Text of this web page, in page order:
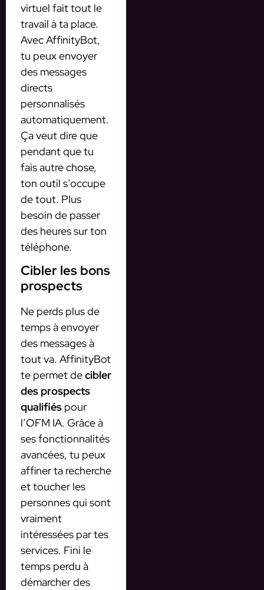
virtuel fait tout le
travail à ta place.
Avec AffinityBot,
tu peux envoyer
des messages
directs
personnalisés
automatiquement.
Ça veut dire que
pendant que tu
fais autre chose,
ton outil s’occupe
de tout. Plus
besoin de passer
des heures sur ton
téléphone.
Cibler les bons
prospects
Ne perds plus de
temps à envoyer
des messages à
tout va. AffinityBot
te permet decibler
des prospects
qualifiés pour
l’OFM IA. Grâce à
ses fonctionnalités
avancées, tu peux
affiner ta recherche
et toucher les
personnes qui sont
vraiment
intéressées par tes
services. Fini le
temps perdu à
démarcher des